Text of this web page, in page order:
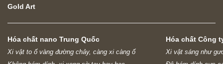
Gold Art
Hóa chất nano Trung Quốc Hóa chất Công
Xi vật to ố vàng đường chảy, càng xi càng ố
Xi vật sáng như